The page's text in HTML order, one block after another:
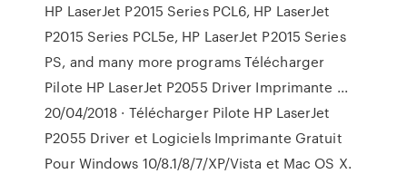
HP LaserJet P2015 Series PCL6, HP LaserJet
P2015 Series PCL5e, HP LaserJet P2015 Series
PS, and many more programs Télécharger
Pilote HP LaserJet P2055 Driver Imprimante ...
20/04/2018 · Télécharger Pilote HP LaserJet
P2055 Driver et Logiciels Imprimante Gratuit
Pour Windows 10/8.1/8/7/XP/Vista et Mac OS X.